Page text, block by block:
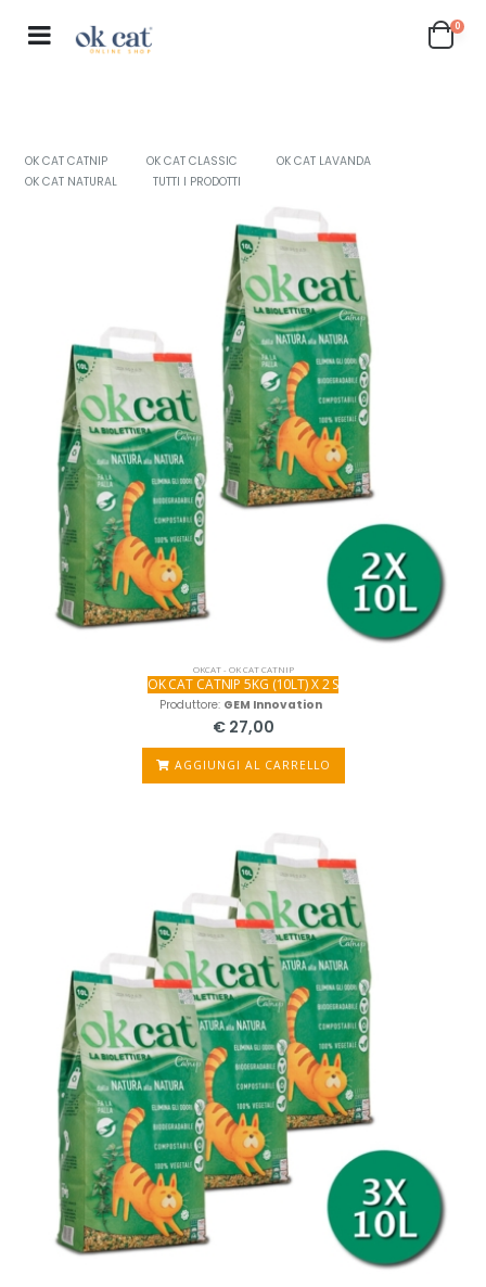
0
OK CAT CATNIP OK CAT CLASSIC
OK CAT LAVANDA
OK CAT NATURAL
TUTTI I PRODOTTI
OKCAT - OK CAT CATNIP
OK CAT CATNIP 5KG (10LT) X 2 S
Produttore: GEM Innovation
€ 27,00
AGGIUNGI AL CARRELLO